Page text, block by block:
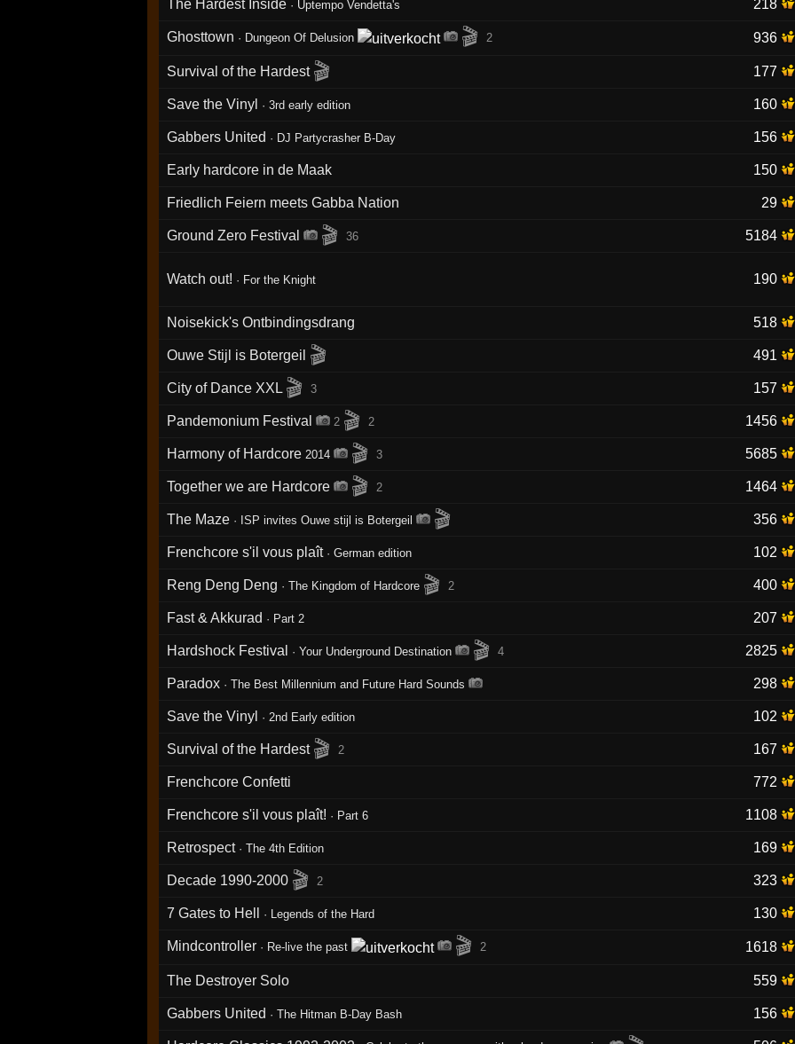
The Hardest Inside · Uptempo Vendetta's 218
Ghosttown · Dungeon Of Delusion 🎬 2 936
Survival of the Hardest 🎬 177
Save the Vinyl ·3rd early edition 160
Gabbers United · DJ Partycrasher B-Day 156
Early hardcore in de Maak 150
Friedlich Feiern meets Gabba Nation 29
Ground Zero Festival 🎬 36 5184
Watch out! · For the Knight 190
Noisekick's Ontbindingsdrang 518
Ouwe Stijl is Botergeil 🎬 491
City of Dance XXL 🎬 3 157
Pandemonium Festival 2 🎬 2 1456
Harmony of Hardcore 2014 🎬 3 5685
Together we are Hardcore 🎬 2 1464
The Maze · ISP invites Ouwe stijl is Botergeil 🎬 356
Frenchcore s'il vous plaît ·German edition 102
Reng Deng Deng ·The Kingdom of Hardcore 🎬 2 400
Fast & Akkurad · Part 2 207
Hardshock Festival ·Your Underground Destination 🎬 4 2825
Paradox · The Best Millennium and Future Hard Sounds 298
Save the Vinyl ·2nd Early edition 102
Survival of the Hardest 🎬 2 167
Frenchcore Confetti 772
Frenchcore s'il vous plaît! · Part 6 1108
Retrospect ·The 4th Edition 169
Decade 1990-2000 🎬 2 323
7 Gates to Hell · Legends of the Hard 130
Mindcontroller · Re-live the past 🎬 2 1618
The Destroyer Solo 559
Gabbers United ·The Hitman B-Day Bash 156